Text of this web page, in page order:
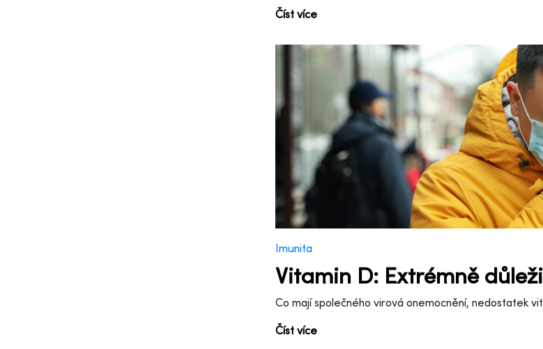
Číst více
Imunita
Vitamin D: Extrémně
Co mají společného virová onemocnění, nedostatek
Číst více